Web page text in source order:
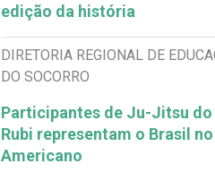
edição da história
DIRETORIA REGIONAL DE
DO SOCORRO
Participantes de Ju-Jitsu do
Rubi representam o Brasil
Americano